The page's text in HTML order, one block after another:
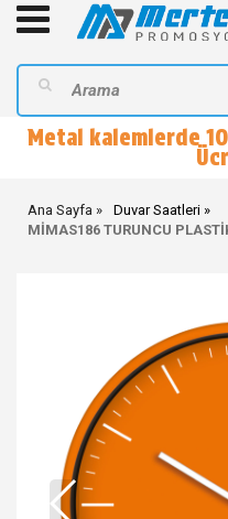
Metal kalemlerde
Ana Sayfa
Duvar Saatleri
MİMAS186 TURUNCU